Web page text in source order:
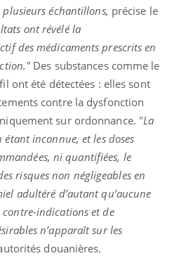
plusieurs échantillons, précise le
ont révélé la
des médicaments prescrits en
Des substances comme le
ont été détectées : elles sont
contre la dysfonction
sur ordonnance. "La
inconnue, et les doses
ni quantifiées, le
risques non négligeables en
adultéré d’autant qu’aucune
indications et de
n’apparaît sur les
douanières.